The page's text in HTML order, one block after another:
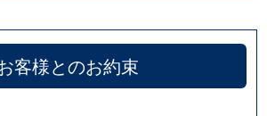
客様とのお約束